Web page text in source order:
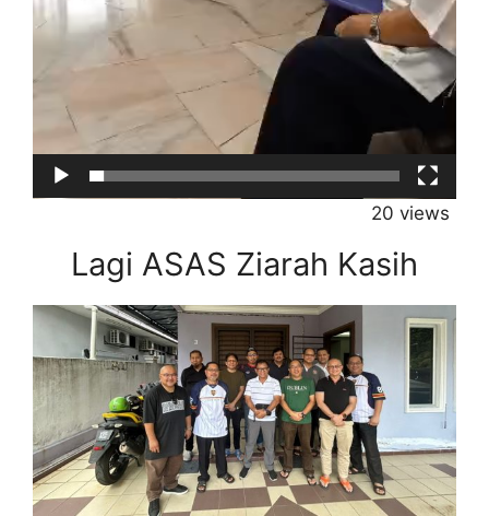
20 views
Lagi ASAS Ziarah Kasih